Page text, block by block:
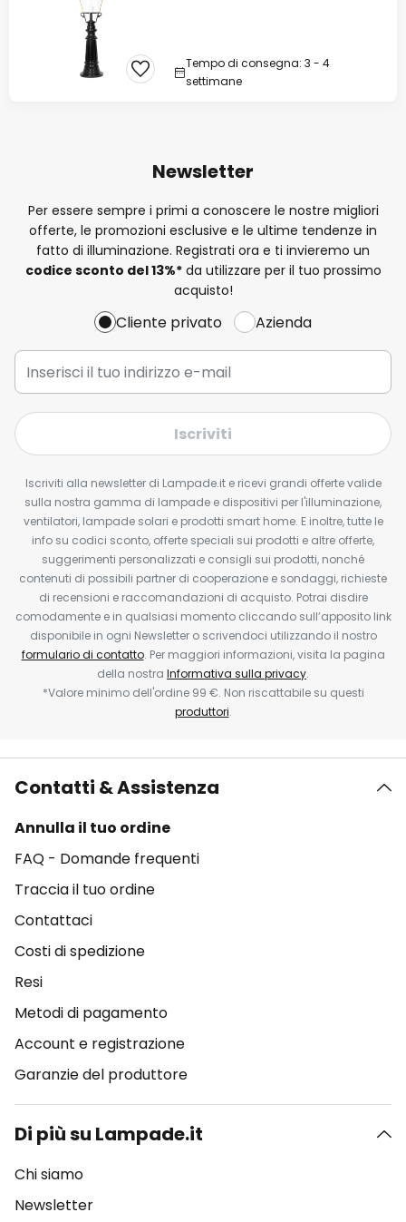
Tempo di consegna: 3 - 4
settimane
Newsletter
Per essere sempre i primi a conoscere le nostre migliori
offerte, le promozioni esclusive e le ultime tendenze in
fatto di illuminazione. Registrati ora e ti invieremo un
codice sconto del13%*da utilizzare per il tuo prossimo
acquisto!
Cliente privato Azienda
Iscriviti
Iscriviti alla newsletter di Lampade.it e ricevi grandi offerte valide
sulla nostra gamma di lampade e dispositivi per l'illuminazione,
ventilatori, lampade solari e prodotti smart home. E inoltre, tutte le
info su codici sconto, offerte speciali sui prodotti e altre offerte,
suggerimenti personalizzati e consigli sui prodotti, nonché
contenuti di possibili partner di cooperazione e sondaggi, richieste
di recensioni e raccomandazioni di acquisto. Potrai disdire
comodamente e in qualsiasi momento cliccando sull’apposito link
disponibile in ogni Newsletter o scrivendoci utilizzando il nostro
formulario di contatto. Per maggiori informazioni, visita la pagina
della nostra Informativa sulla privacy.
*Valore minimo dell'ordine 99 €. Non riscattabile su questi
produttori.
Contatti & Assistenza
Annulla il tuo ordine
FAQ - Domande frequenti
Traccia il tuo ordine
Contattaci
Costi di spedizione
Resi
Metodi di pagamento
Account e registrazione
Garanzie del produttore
Di più su Lampade.it
Chi siamo
Newsletter